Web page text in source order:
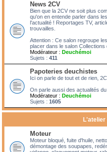
News 2CV
Bien que la 2CV ne soit plus
qu'on en entende parler dans
l'actualité ! Reportages TV,
trouvailles.
Attention : Ce salon regroupe
placer dans le salon Collections
Modérateur : Deuchémoi
Sujets : 411
Papoteries deuchistes
Ici on parle de tout et de rien,
On parle aussi des actualités
Modérateur : Deuchémoi
Sujets : 1605
L'atelier
Moteur
Moteur bloqué, fuite d'huile,
démontage des soupapes,